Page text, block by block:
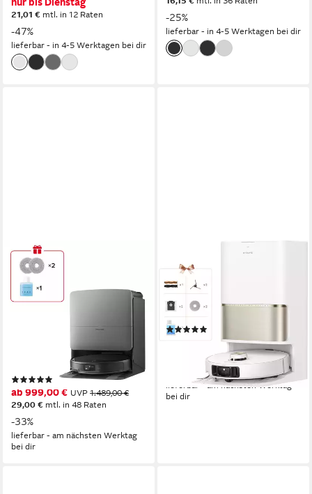
21,01 € mtl. in 12 Raten
-47%
lieferbar - in 4-5 Werktagen bei dir
-25%
lieferbar - in 4-5 Werktagen bei dir
ROBOROCK
Saugroboter mit
Wischfunktion Saros 20X mit
36.000 Pa Saugkraft &
Größe Staubbehälter
Reichweite
(10)
ab 999,00 € UVP 1.489,00 €
29,00 € mtl. in 48 Raten
-33%
lieferbar - am nächsten Werktag
bei dir
Saugroboter L50s Pro Ultra
600 W Leistung
0,25 l
Größe Staubbehälter
LDS
Navigation
ab 579,00 € UVP749,00 €
mtl. in 48 Raten
lieferbar - am nächsten Werktag
bei dir